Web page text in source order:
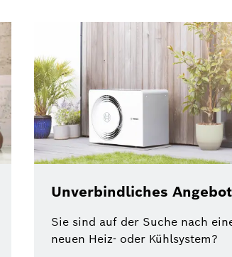
Unverbindliches Angebot
Sie sind auf der Suche nach
neuen Heiz- oder Kühlsystem?